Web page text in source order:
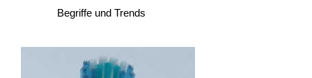
Begriffe und Trends